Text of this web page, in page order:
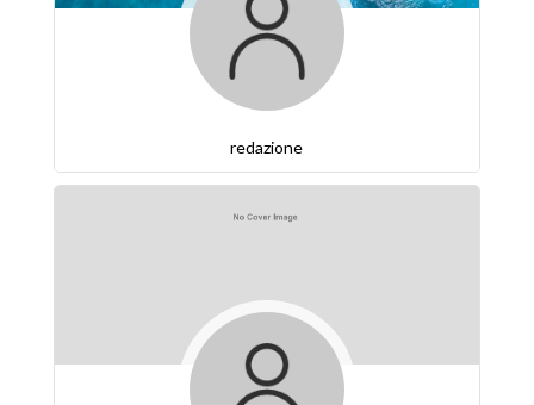
redazione